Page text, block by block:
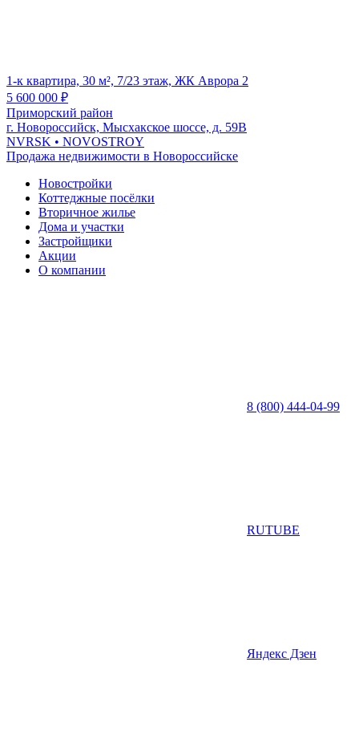
1-к квартира, 30 м², 7/23 этаж, ЖК Аврора 2
5 600 000 ₽
Приморский район
г. Новороссийск, Мысхакское шоссе, д. 59В
NVRSK • NOVOSTROY
Продажа недвижимости в Новороссийске
Новостройки
Коттеджные посёлки
Вторичное жилье
Дома и участки
Застройщики
Акции
О компании
8 (800) 444-04-99
RUTUBE
Яндекс Дзен